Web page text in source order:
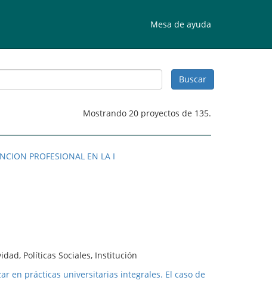
Mesa de ayuda
Mostrando 20 proyectos de 135.
PROFESIONAL EN LA I
Políticas Sociales, Institución
en prácticas universitarias integrales. El caso de